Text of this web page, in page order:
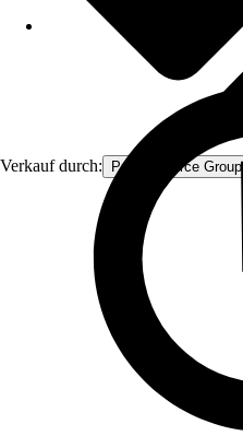
Verkauf durch: Procommerce Group